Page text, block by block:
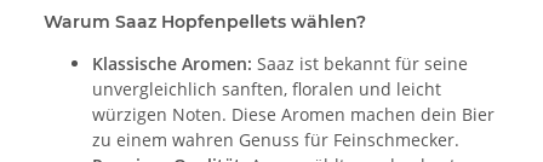
Warum Saaz Hopfenpellets wählen?
Klassische Aromen: Saaz ist bekannt für seine
unvergleichlich sanften, floralen und leicht
würzigen Noten. Diese Aromen machen dein Bier
zu einem wahren Genuss für Feinschmecker.